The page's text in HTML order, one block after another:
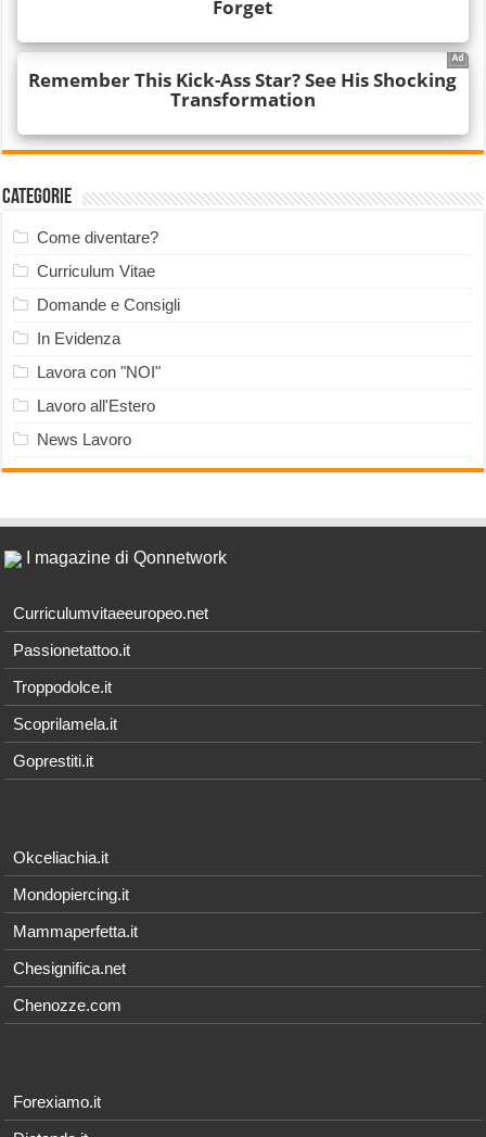
Categorie
Come diventare?
Curriculum Vitae
Domande e Consigli
In Evidenza
Lavora con "NOI"
Lavoro all'Estero
News Lavoro
I magazine di Qonnetwork
Curriculumvitaeeuropeo.net
Passionetattoo.it
Troppodolce.it
Scoprilamela.it
Goprestiti.it
Okceliachia.it
Mondopiercing.it
Mammaperfetta.it
Chesignifica.net
Chenozze.com
Forexiamo.it